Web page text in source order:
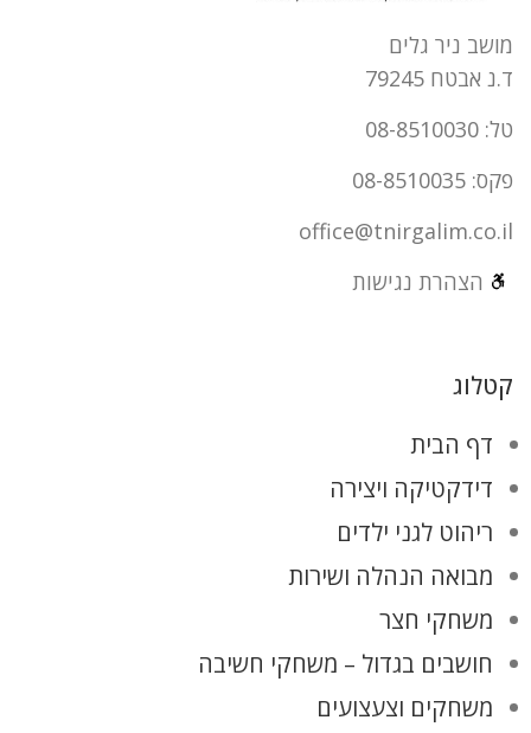
מושב ניר גלים
ד.נ אבטח 79245
טל: 08-8510030
פקס: 08-8510035
office@tnirgalim.co.il
הצהרת נגישות
קטלוג
דף הבית
דידקטיקה ויצירה
ריהוט לגני ילדים
מבואה הנהלה ושירות
משחקי חצר
חושבים בגדול – משחקי חשיבה
משחקים וצעצועים